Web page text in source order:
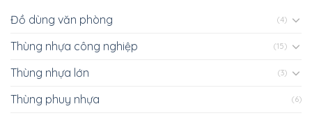
Đồ dùng văn phòng (4)
Thùng nhựa công nghiệp (15)
Thùng nhựa lớn (3)
Thùng phuy nhựa (6)